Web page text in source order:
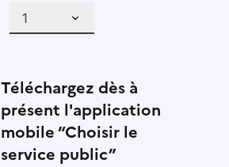
Téléchargez dès à
présent l'application
mobile “Choisir le
service public”